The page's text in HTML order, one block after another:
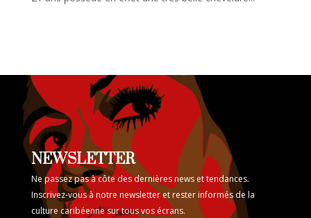
NEWSLETTER
Ne passez pas à côte des dernières news et tendances.
Inscrivez-vous à notre newsletter et rester informés de la
culture caribéenne sur tous vos écrans.